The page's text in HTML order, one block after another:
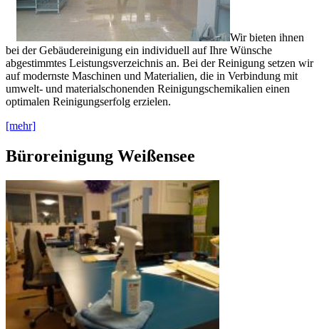
Wir bieten ihnen
bei der Gebäudereinigung ein individuell auf Ihre Wünsche
abgestimmtes Leistungsverzeichnis an. Bei der Reinigung setzen wir
auf modernste Maschinen und Materialien, die in Verbindung mit
umwelt- und materialschonenden Reinigungschemikalien einen
optimalen Reinigungserfolg erzielen.
[mehr]
Büroreinigung Weißensee